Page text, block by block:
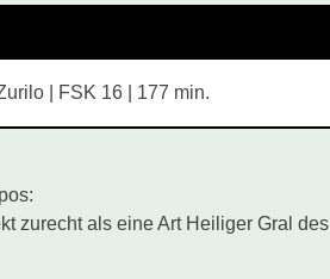
| FSK 16 | 177 min.
zurecht als eine Art Heiliger Gral des